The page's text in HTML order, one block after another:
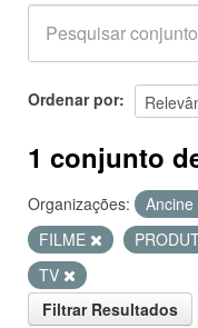
GRUPOS
SOBRE
Ordenar por
1 conjunto
Organizações: Ancine
FILME
TV
Filtrar Resultados